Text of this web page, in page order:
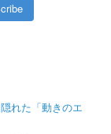
れた「動きのエ